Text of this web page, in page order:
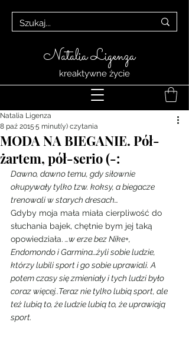
Natalia Ligenza
kreaktywne życie
MODA NA BIEGANIE. Pół-
żartem, pół-serio (-:
Natalia Ligenza
8 paź 2015 5 minut(y) czytania
Dawno, dawno temu, gdy siłownie
okupywały tylko tzw. koksy, a biegacze
trenowali w starych dresach…
Gdyby moja mała miała cierpliwość do
słuchania bajek, chętnie bym jej taką
opowiedziała. …w erze bez Nike+,
Endomondo i Garmina…żyli sobie ludzie,
którzy lubili sport i go sobie uprawiali. A
potem czasy się zmieniały i tych ludzi było
coraz więcej..Teraz nie tylko lubią sport, ale
też lubią to, że ludzie lubią to, że uprawiają
sport.